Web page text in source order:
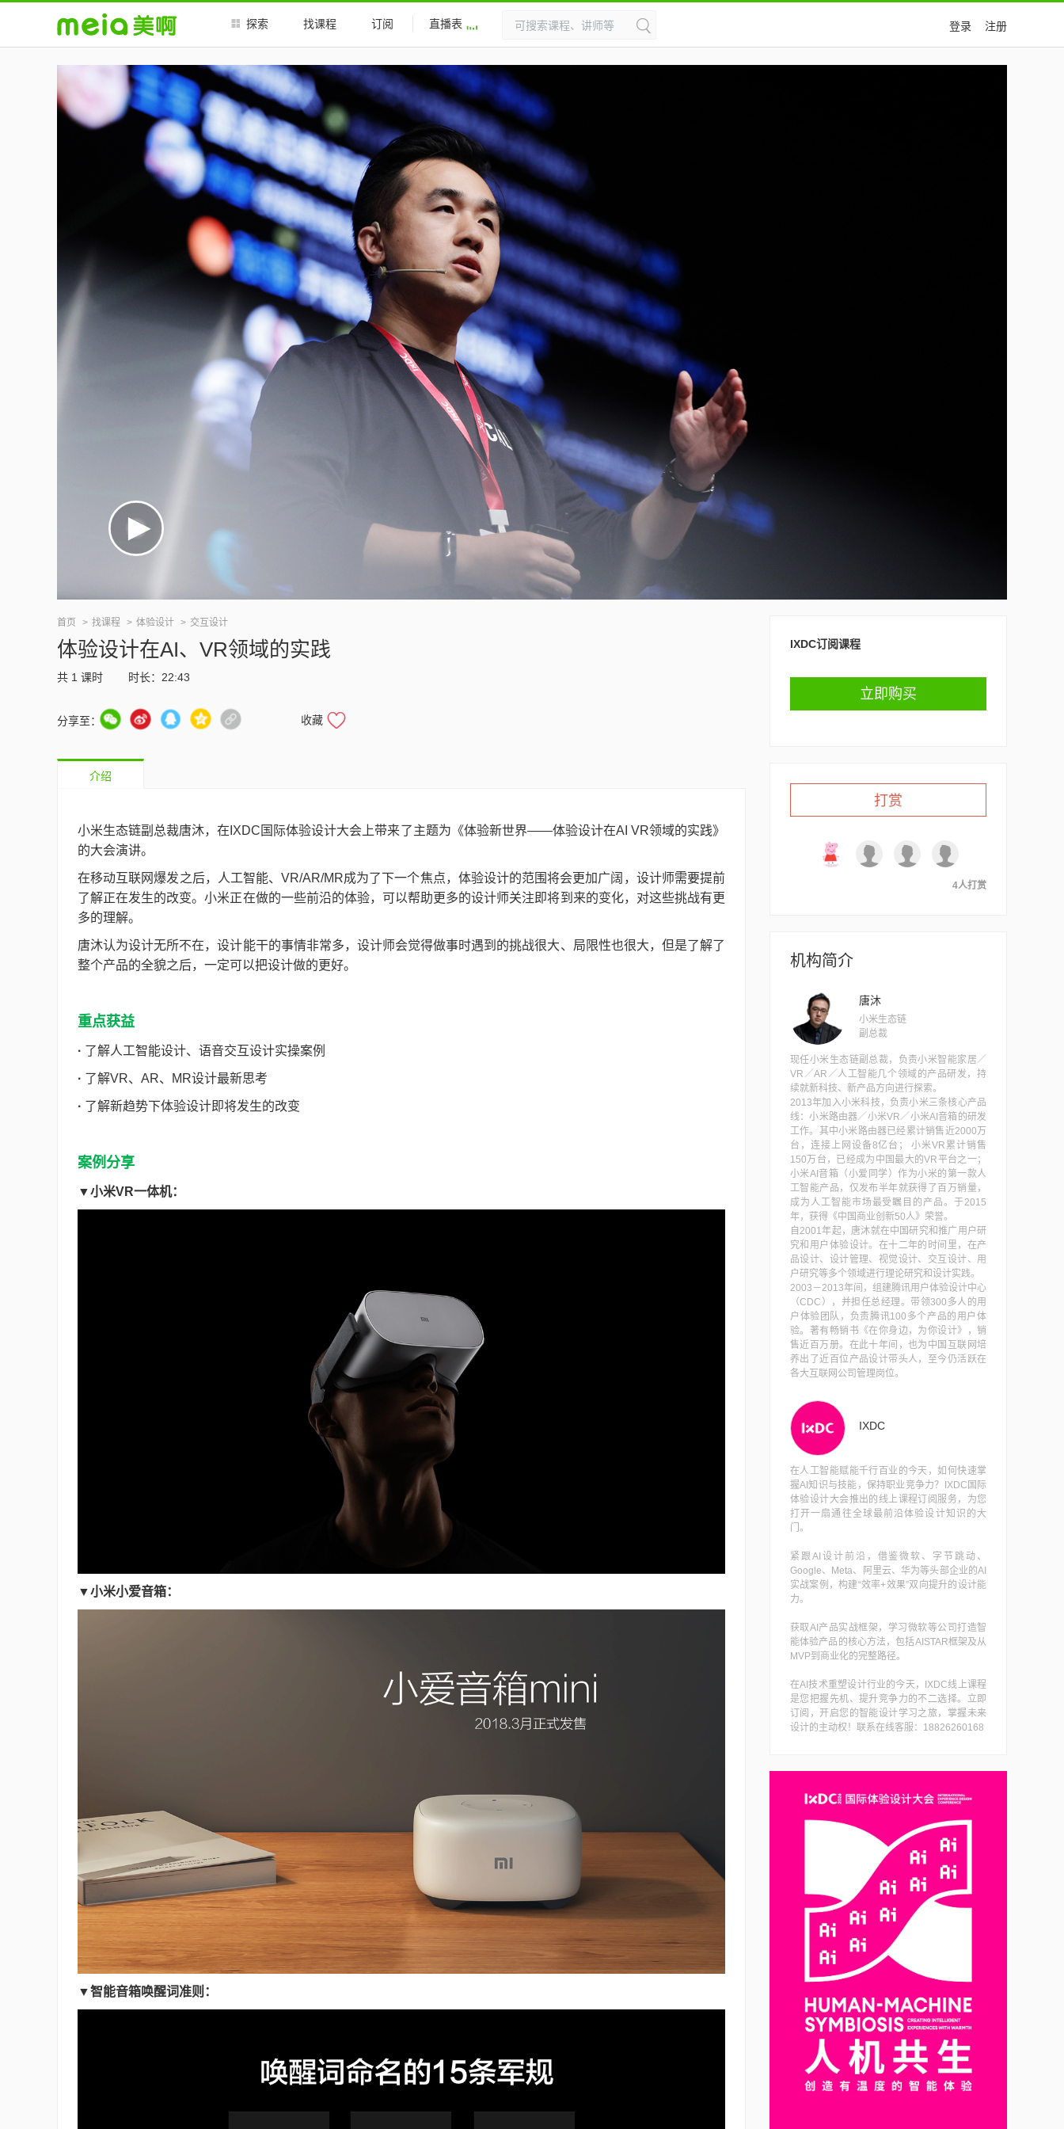
探索
找课程 订阅 直播表 登录 注册
首页 找课程 体验设计 交互设计
体验设计在AI、VR领域的实践
共 1 课时 时长：22:43
分享至： 收藏
介绍
小米生态链副总裁唐沐，在IXDC国际体验设计大会上带来了主题为《体验新世界——体验设计在AI VR领域的实践》
的大会演讲。
在移动互联网爆发之后，人工智能、VR/AR/MR成为了下一个焦点，体验设计的范围将会更加广阔，设计师需要提前
了解正在发生的改变。小米正在做的一些前沿的体验，可以帮助更多的设计师关注即将到来的变化，对这些挑战有更
多的理解。
唐沐认为设计无所不在，设计能干的事情非常多，设计师会觉得做事时遇到的挑战很大、局限性也很大，但是了解了
整个产品的全貌之后，一定可以把设计做的更好。
重点获益
· 了解人工智能设计、语音交互设计实操案例
· 了解VR、AR、MR设计最新思考
· 了解新趋势下体验设计即将发生的改变
案例分享
▼小米VR一体机：
▼小米小爱音箱：
▼智能音箱唤醒词准则：
IXDC订阅课程
立即购买
打赏
4人打赏
机构简介
唐沐
小米生态链
副总裁
现任小米生态链副总裁，负责小米智能家居／
VR／AR／人工智能几个领域的产品研发，持
续就新科技、新产品方向进行探索。
2013年加入小米科技，负责小米三条核心产品
线：小米路由器／小米VR／小米AI音箱的研发
工作。其中小米路由器已经累计销售近2000万
台，连接上网设备8亿台； 小米VR累计销售
150万台，已经成为中国最大的VR平台之一；
小米AI音箱（小爱同学）作为小米的第一款人
工智能产品，仅发布半年就获得了百万销量，
成为人工智能市场最受瞩目的产品。于2015
年，获得《中国商业创新50人》荣誉。
自2001年起，唐沐就在中国研究和推广用户研
究和用户体验设计。在十二年的时间里，在产
品设计、设计管理、视觉设计、交互设计、用
户研究等多个领域进行理论研究和设计实践。
2003－2013年间，组建腾讯用户体验设计中心
（CDC），并担任总经理。带领300多人的用
户体验团队，负责腾讯100多个产品的用户体
验。著有畅销书《在你身边，为你设计》，销
售近百万册。在此十年间，也为中国互联网培
养出了近百位产品设计带头人，至今仍活跃在
各大互联网公司管理岗位。
IXDC
在人工智能赋能千行百业的今天，如何快速掌
握AI知识与技能，保持职业竞争力？IXDC国际
体验设计大会推出的线上课程订阅服务，为您
打开一扇通往全球最前沿体验设计知识的大
门。
紧跟AI设计前沿，借鉴微软、字节跳动、
Google、Meta、阿里云、华为等头部企业的AI
实战案例，构建“效率+效果”双向提升的设计能
力。
获取AI产品实战框架，学习微软等公司打造智
能体验产品的核心方法，包括AISTAR框架及从
MVP到商业化的完整路径。
在AI技术重塑设计行业的今天，IXDC线上课程
是您把握先机、提升竞争力的不二选择。立即
订阅，开启您的智能设计学习之旅，掌握未来
设计的主动权！联系在线客服：18826260168